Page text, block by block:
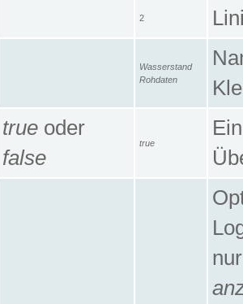
2
Wasserstand
Rohdaten
true oder
false
true